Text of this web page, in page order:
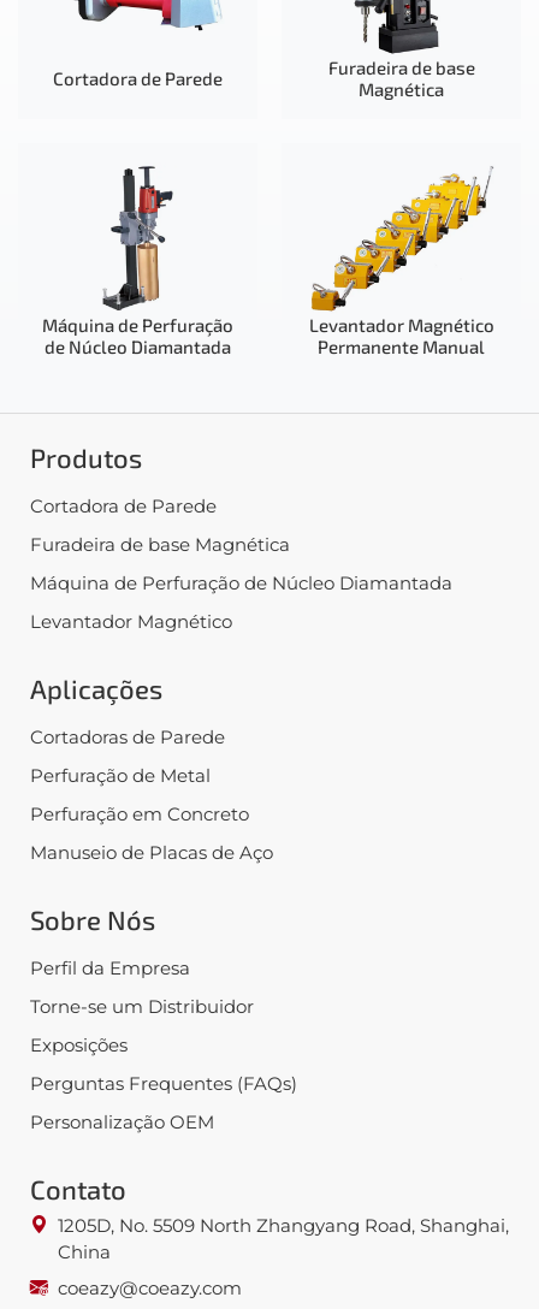
Cortadora de Parede
Furadeira de base
Magnética
Máquina de Perfuração
de Núcleo Diamantada
Levantador Magnético
Permanente Manual
Produtos
Cortadora de Parede
Furadeira de base Magnética
Máquina de Perfuração de Núcleo Diamantada
Levantador Magnético
Aplicações
Cortadoras de Parede
Perfuração de Metal
Perfuração em Concreto
Manuseio de Placas de Aço
Sobre Nós
Perfil da Empresa
Torne-se um Distribuidor
Exposições
Perguntas Frequentes (FAQs)
Personalização OEM
Contato
1205D, No. 5509 North Zhangyang Road, Shanghai,
China
coeazy@coeazy.com